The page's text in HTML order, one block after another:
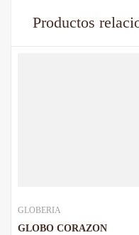
Productos
GLOBERIA
GLOBO CORAZON